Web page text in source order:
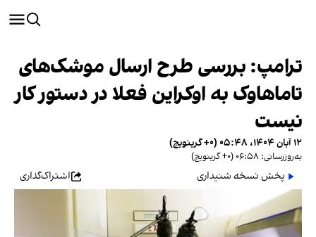
ترامپ: بررسی طرح ارسال موشک‌های
تاماهاوک به اوکراین فعلا در دستور کار
نیست
۱۲ آبان ۱۴۰۴، ۰۵:۴۸ (‎+۰ گرینویچ)
به‌روزرسانی: ۰۶:۵۸ (‎+۰ گرینویچ)
پخش نسخه شنیداری اشتراک‌گذاری